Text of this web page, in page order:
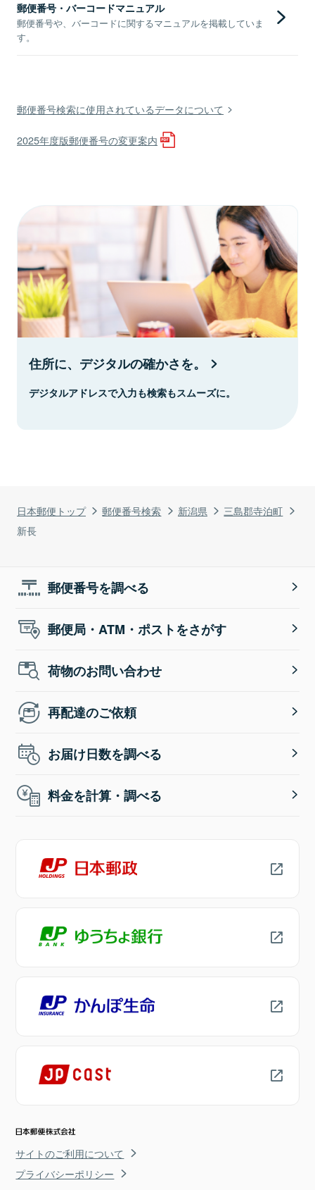
日本郵便トップ 郵便番号検索 新潟県
三島郡寺泊町
新長
郵便番号・バーコードマニュアル
郵便番号や、バーコードに関するマニュアルを掲載していま
す。
郵便番号検索に使用されているデータについて
2025年度版郵便番号の変更案内
住所に、デジタルの確かさを。
デジタルアドレスで入力も検索もスムーズに。
郵便番号を調べる
郵便局・ATM・ポストをさがす
荷物のお問い合わせ
再配達のご依頼
お届け日数を調べる
料金を計算・調べる
サイトのご利用について
プライバシーポリシー